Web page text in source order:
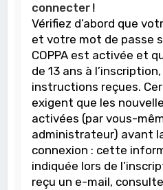
connecter !
Vérifiez d’abord que
et votre mot de passe
COPPA est activée et
de 13 ans à
instructions reçues.
exigent que les
activées (par vous-
administrateur) avant
connexion : cette
indiquée lors de
reçu un e-mail,